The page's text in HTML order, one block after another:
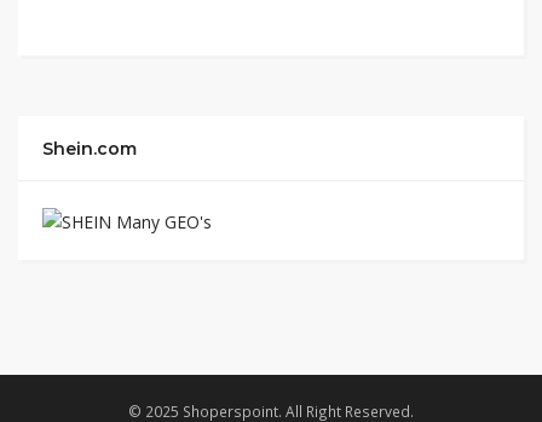
Shein.com
© 2025 Shoperspoint. All Right Reserved.